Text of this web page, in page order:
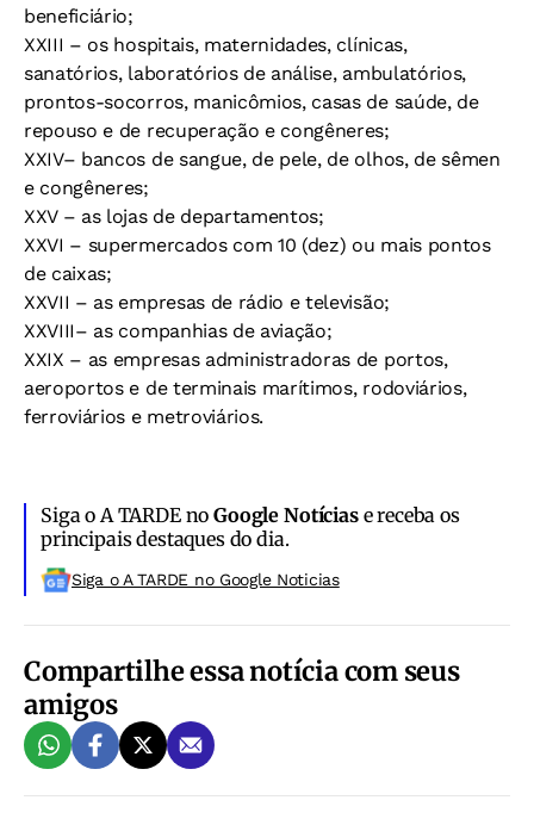
beneficiário;
XXIII – os hospitais, maternidades, clínicas,
sanatórios, laboratórios de análise, ambulatórios,
prontos-socorros, manicômios, casas de saúde, de
repouso e de recuperação e congêneres;
XXIV– bancos de sangue, de pele, de olhos, de sêmen
e congêneres;
XXV – as lojas de departamentos;
XXVI – supermercados com 10 (dez) ou mais pontos
de caixas;
XXVII – as empresas de rádio e televisão;
XXVIII– as companhias de aviação;
XXIX – as empresas administradoras de portos,
aeroportos e de terminais marítimos, rodoviários,
ferroviários e metroviários.
Siga o A TARDE noGoogle Notíciase receba os
principais destaques do dia.
Siga o A TARDE no Google Noticias
Compartilhe essa notícia com seus
amigos